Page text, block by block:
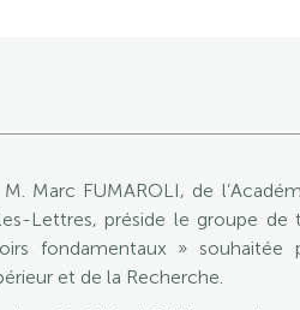
Marc FUMAROLI, de
Lettres, préside le groupe
fondamentaux »
et de la Recherche.